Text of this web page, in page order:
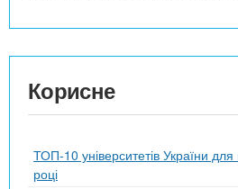
Корисне
ТОП-10 університетів України
році